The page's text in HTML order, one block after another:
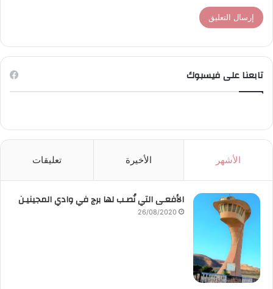
تابعنا على فيسبوك
الأشهر الأخيرة تعليقات
الأفعـى التي نُصـب لها برج في وادي المجينيـن
26/08/2020